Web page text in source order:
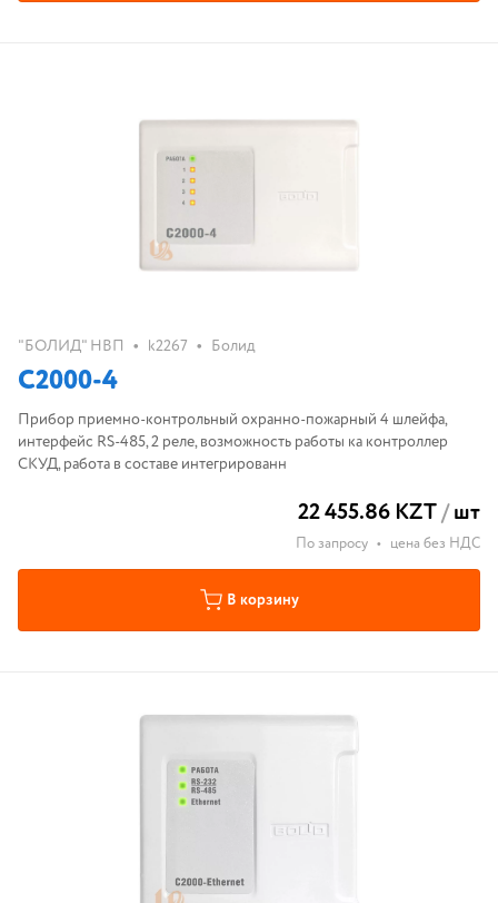
"БОЛИД" НВП • k2267 • Болид
С2000-4
Прибор приемно-контрольный охранно-пожарный 4 шлейфа,
интерфейс RS-485, 2 реле, возможность работы ка контроллер
СКУД, работа в составе интегрированн
22 455.86 KZT/шт
По запросу • цена без НДС
В корзину